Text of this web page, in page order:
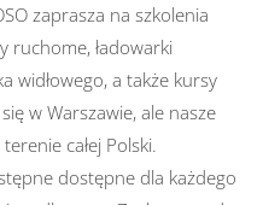
zaprasza na szkolenia
ruchome, ładowarki
widłowego, a także kursy
w Warszawie, ale nasze
całej Polski.
dostępne dla każdego